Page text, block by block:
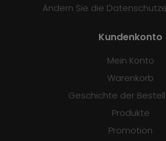
Ändern Sie die
Kundenkonto
Mein Konto
Warenkorb
Geschichte der
Produkte
Promotion